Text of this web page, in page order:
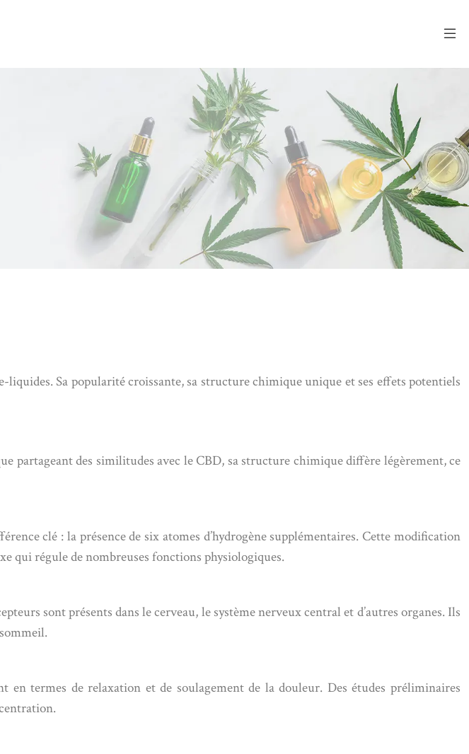
Sa popularité croissante, sa structure chimique unique et ses effets potentiels
partageant des similitudes avec le CBD, sa structure chimique diffère légèrement, ce
clé : la présence de six atomes d’hydrogène supplémentaires. Cette modification
qui régule de nombreuses fonctions physiologiques.
sont présents dans le cerveau, le système nerveux central et d’autres organes. Ils
termes de relaxation et de soulagement de la douleur. Des études préliminaires